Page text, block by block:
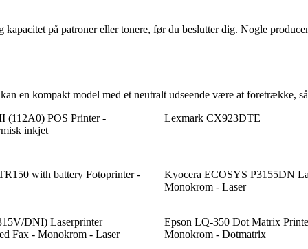
på patroner eller tonere, før du beslutter dig. Nogle
en kompakt model med et neutralt udseende være at foretrække,
(112A0) POS Printer -
inkjet
Lexmark CX923DTE
with battery Fotoprinter -
Kyocera ECOSYS P3155DN
Monokrom - Laser
DNI) Laserprinter
Fax - Monokrom - Laser
Epson LQ-350 Dot Matrix
Monokrom - Dotmatrix